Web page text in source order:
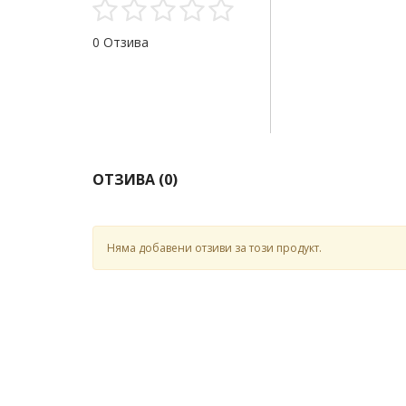
0 Отзива
ОТЗИВА (0)
Няма добавени отзиви за този продукт.